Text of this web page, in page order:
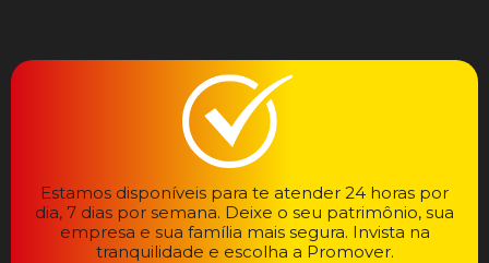
Estamos disponíveis para te atender 24 horas por
dia, 7 dias por semana. Deixe o seu patrimônio, sua
empresa e sua família mais segura. Invista na
tranquilidade e escolha a Promover.